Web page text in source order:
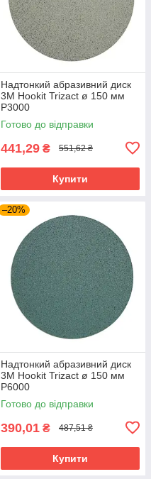
Надтонкий абразивний диск
3M Hookit Trizact ø 150 мм
P3000
Готово до відправки
441,29 ₴ 551,62 ₴
Купити
–20%
Надтонкий абразивний диск
3M Hookit Trizact ø 150 мм
P6000
Готово до відправки
390,01 ₴ 487,51 ₴
Купити